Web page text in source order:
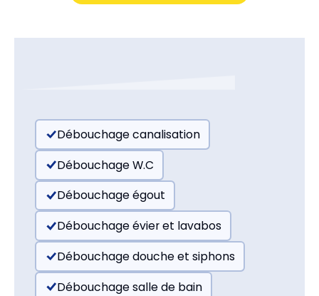
Débouchage canalisation
Débouchage W.C
Débouchage égout
Débouchage évier et lavabos
Débouchage douche et siphons
Débouchage salle de bain